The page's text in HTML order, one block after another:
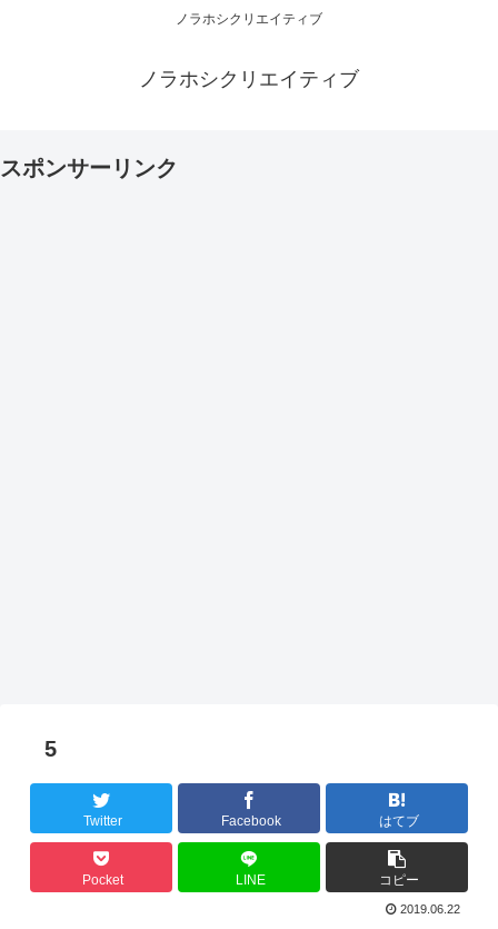
ノラホシクリエイティブ
ノラホシクリエイティブ
スポンサーリンク
5
Twitter Facebook はてブ
Pocket LINE コピー
2019.06.22